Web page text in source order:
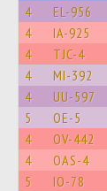
4 EL-956
4 IA-925
4 TJC-4
4 MI-392
4 UU-597
5 OE-5
4 OV-442
4 OAS-4
5 IO-78